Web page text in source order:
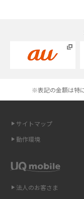
Androidスマホとは？特
高校生にスマホ制限は必
トを解説
スマホや携帯端末の通信
※表記の金額は特
サイトマップ
動作環境
法人のお客さま